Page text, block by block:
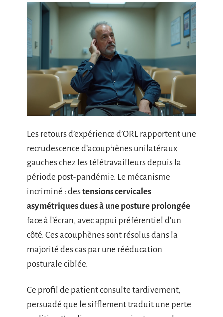
Les retours d’expérience d’ORL rapportent une
recrudescence d’acouphènes unilatéraux
gauches chez les télétravailleurs depuis la
période post-pandémie. Le mécanisme
incriminé : destensions cervicales
asymétriques dues à une posture prolongée
face à l’écran, avec appui préférentiel d’un
côté. Ces acouphènes sont résolus dans la
majorité des cas par une rééducation
posturale ciblée.
Ce profil de patient consulte tardivement,
persuadé que le sifflement traduit une perte